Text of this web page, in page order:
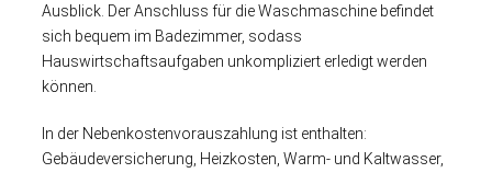
Ausblick. Der Anschluss für die Waschmaschine befindet
sich bequem im Badezimmer, sodass
Hauswirtschaftsaufgaben unkompliziert erledigt werden
können.
In der Nebenkostenvorauszahlung ist enthalten:
Gebäudeversicherung, Heizkosten, Warm- und Kaltwasser,